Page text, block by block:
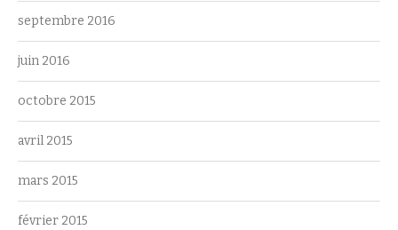
septembre 2016
juin 2016
octobre 2015
avril 2015
mars 2015
février 2015